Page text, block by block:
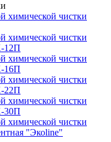
химической чистки
химической чистки
12П
химической чистки
16П
химической чистки
22П
химической чистки
30П
химической чистки
"Экоline"